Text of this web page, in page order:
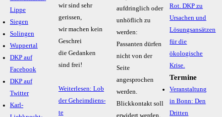
Lippe
Siegen
Solingen
Wuppertal
DKP auf
Facebook
DKP auf
Twitter
Karl-
wir sind sehr
gerissen,
wir machen kein
Geschrei
die Gedanken
sind frei!
Weiterlesen: Lob
der Ge­heim­diens­
te
aufdringlich oder
unhöflich zu
werden:
Passanten dürfen
nicht von der
Seite
angesprochen
werden.
Blickkontakt soll
erwidert werden.
Termine
Veranstaltung
in Bonn: Den
Dritten